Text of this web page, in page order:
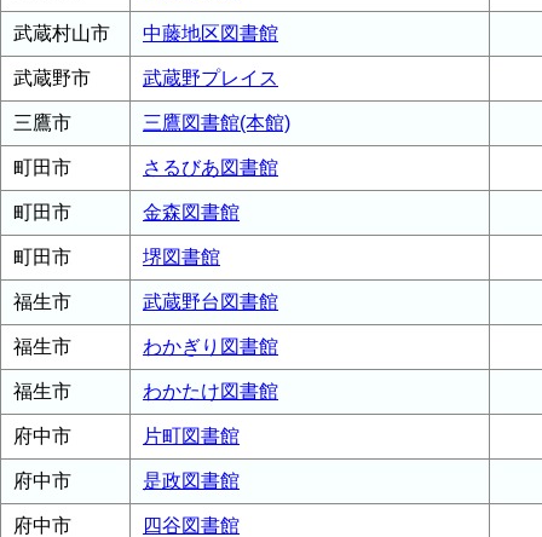
武蔵村山市 中藤地区図書館
武蔵野市 武蔵野プレイス
三鷹市 三鷹図書館(本館)
町田市 さるびあ図書館
町田市 金森図書館
町田市 堺図書館
福生市 武蔵野台図書館
福生市 わかぎり図書館
福生市 わかたけ図書館
府中市 片町図書館
府中市 是政図書館
府中市 四谷図書館